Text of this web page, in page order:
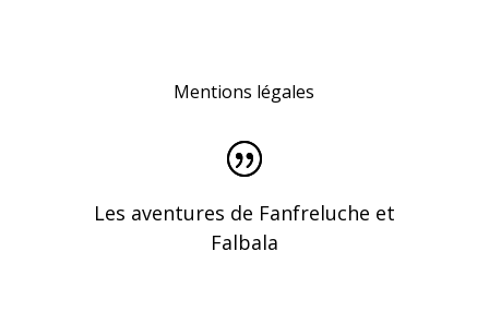
Mentions légales
Les aventures de Fanfreluche et
Falbala